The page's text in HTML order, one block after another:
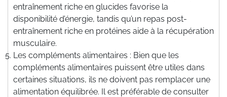
entraînement riche en glucides favorise la
disponibilité d’énergie, tandis qu’un repas post-
entraînement riche en protéines aide à la récupération
musculaire.
Les compléments alimentaires : Bien que les
compléments alimentaires puissent être utiles dans
certaines situations, ils ne doivent pas remplacer une
alimentation équilibrée. Il est préférable de consulter